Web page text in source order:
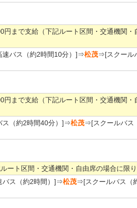
円まで支給（下記ルート区間・交通機関・
バス（約2時間10分）]⇒松茂⇒[スクール
円まで支給（下記ルート区間・交通機関・
（約2時間40分）]⇒松茂⇒[スクールバス
ート区間・交通機関・自由席の場合に限り
ス（約2時間）]⇒松茂⇒[スクールバス（